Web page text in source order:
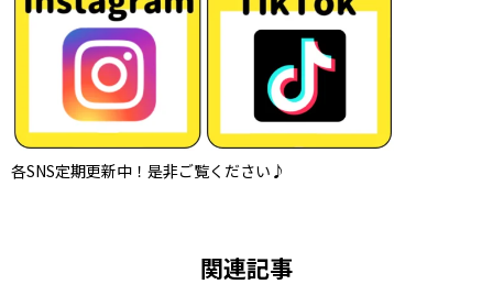
各SNS定期更新中！是非ご覧ください♪
関連記事